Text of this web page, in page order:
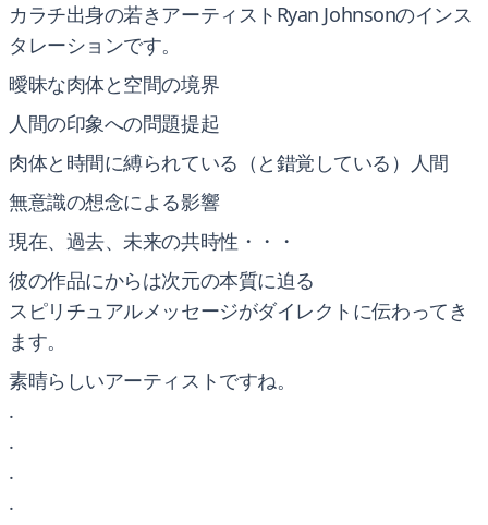
カラチ出身の若きアーティストRyan Johnsonのインス
タレーションです。
曖昧な肉体と空間の境界
人間の印象への問題提起
肉体と時間に縛られている（と錯覚している）人間
無意識の想念による影響
現在、過去、未来の共時性・・・
彼の作品にからは次元の本質に迫る
スピリチュアルメッセージがダイレクトに伝わってき
ます。
素晴らしいアーティストですね。
.
.
.
.